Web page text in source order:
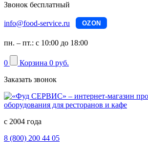
Звонок бесплатный
info@food-service.ru OZON
пн. – пт.: с 10:00 до 18:00
0 Корзина 0 руб.
Заказать звонок
с 2004 года
8 (800) 200 44 05